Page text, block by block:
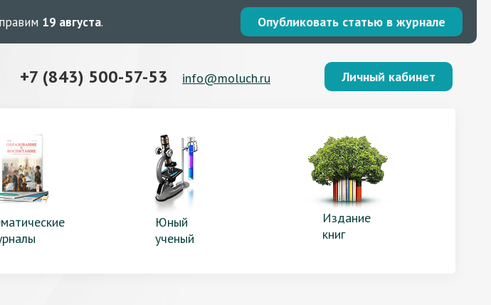
19 августа. Опубликовать статью в журнале
+7 (843) 500-57-53 info@moluch.ru Личный кабинет
Юный
ученый
Издание
книг